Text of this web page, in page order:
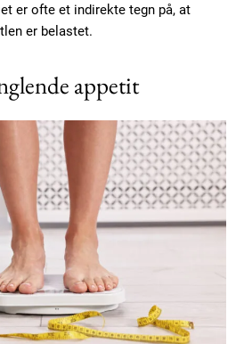
er ofte et indirekte tegn på, at
er belastet.
appetit